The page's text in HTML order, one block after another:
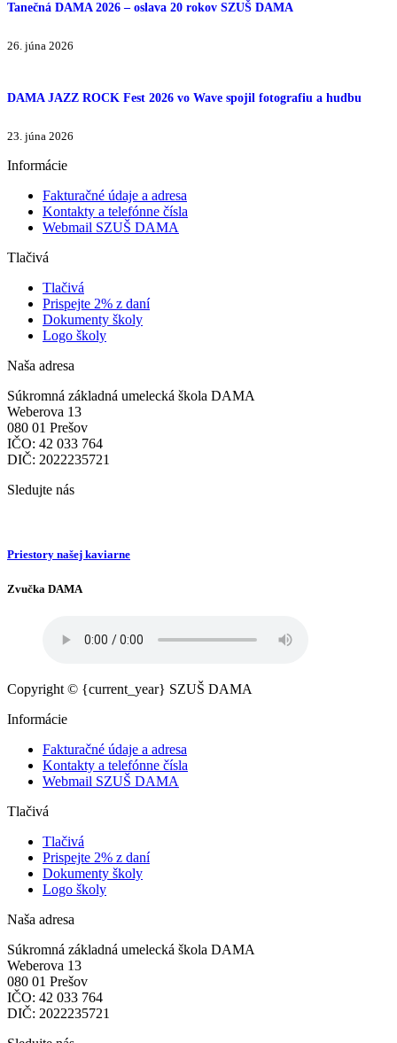
Tanečná DAMA 2026 – oslava 20 rokov SZUŠ DAMA
26. júna 2026
DAMA JAZZ ROCK Fest 2026 vo Wave spojil fotografiu a hudbu
23. júna 2026
Informácie
Fakturačné údaje a adresa
Kontakty a telefónne čísla
Webmail SZUŠ DAMA
Tlačivá
Tlačivá
Prispejte 2% z daní
Dokumenty školy
Logo školy
Naša adresa
Súkromná základná umelecká škola DAMA
Weberova 13
080 01 Prešov
IČO: 42 033 764
DIČ: 2022235721
Sledujte nás
Priestory našej kaviarne
Zvučka DAMA
Copyright © {current_year} SZUŠ DAMA
Informácie
Fakturačné údaje a adresa
Kontakty a telefónne čísla
Webmail SZUŠ DAMA
Tlačivá
Tlačivá
Prispejte 2% z daní
Dokumenty školy
Logo školy
Naša adresa
Súkromná základná umelecká škola DAMA
Weberova 13
080 01 Prešov
IČO: 42 033 764
DIČ: 2022235721